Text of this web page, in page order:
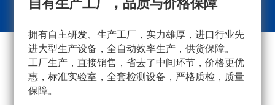
自有生产工厂，品质与价格保障
拥有自主研发、生产工厂，实力雄厚，进口行业先
进大型生产设备，全自动效率生产，供货保障。
工厂生产，直接销售，省去了中间环节，价格更优
惠，标准实验室，全套检测设备，严格质检，质量
保障。
采